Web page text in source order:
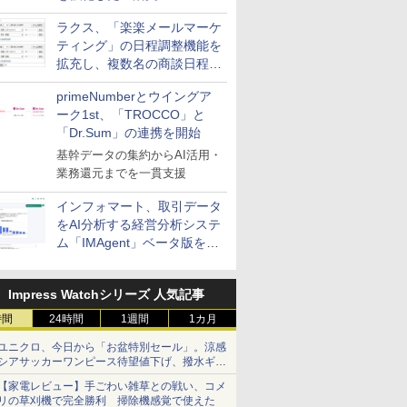
送信防止アドインサービス」
を提供
ラクス、「楽楽メールマーケ
ティング」の日程調整機能を
拡充し、複数名の商談日程調
整を効率化
primeNumberとウイングア
ーク1st、「TROCCO」と
「Dr.Sum」の連携を開始
基幹データの集約からAI活用・
業務還元までを一貫支援
インフォマート、取引データ
をAI分析する経営分析システ
ム「IMAgent」ベータ版を提
Impress Watchシリーズ 人気記事
24時間 1週間 1カ月
ニクロ、今日から「お盆特別セール」。涼感
アサッカーワンピース待望値下げ、撥水ギア
ョーツは1990円に
家電レビュー】手ごわい雑草との戦い、コメ
の草刈機で完全勝利 掃除機感覚で使えた